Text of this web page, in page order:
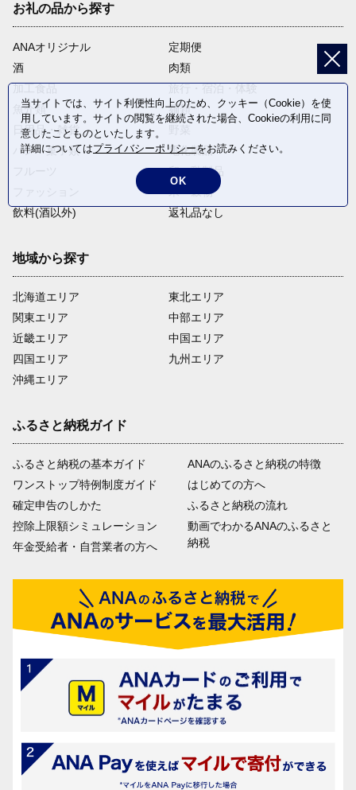
お礼の品から探す
ANAオリジナル
定期便
酒
肉類
魚介類
麺類
日用品・雑貨
パン・菓子類
電化製品
卵・乳製品
米・穀物
飲料(酒以外)
返礼品なし
地域から探す
北海道エリア
関東エリア
近畿エリア
四国エリア
沖縄エリア
東北エリア
中部エリア
中国エリア
九州エリア
ふるさと納税ガイド
ふるさと納税の基本ガイド
ワンストップ特例制度ガイド
確定申告のしかた
控除上限額シミュレーション
年金受給者・自営業者の方へ
ANAのふるさと納税の特徴
はじめての方へ
ふるさと納税の流れ
動画でわかるANAのふるさと
納税
当サイトでは、サイト利便性向上のため、クッキー（Cookie）を使
用しています。サイトの閲覧を継続された場合、Cookieの利用に同
意したことものといたします。
詳細についてはプライバシーポリシーをお読みください。
OK